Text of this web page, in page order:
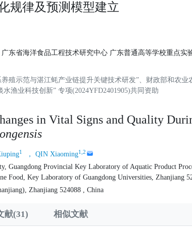
规律及预测模型建立
东省海洋食品工程技术研究中心 广东普通高等学校重点实
殖示范与湛江蚝产业链提升关键技术研发”、财政部和农
渔业科技创新” 专项(2024YFD2401905)共同资助
in Vital Signs and Quality
1 ， QIN Xiaoming1,2
Guangdong Provincial Key Laboratory of Aquatic Product
Food, Key Laboratory of Guangdong Universities, Zhanjiang
Zhanjiang 524088 , China
献(31) 相似文献